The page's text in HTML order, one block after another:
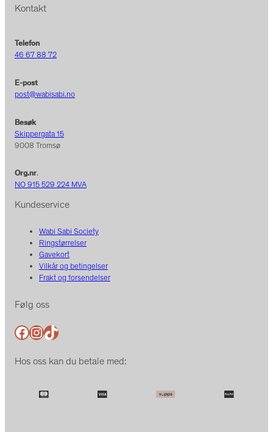
Kontakt
Telefon
46 67 88 72
E-post
post@wabisabi.no
Besøk
Skippergata 15
9008 Tromsø
Org.nr.
NO 915 529 224 MVA
Kundeservice
Wabi Sabi Society
Ringstørrelser
Gavekort
Vilkår og betingelser
Frakt og forsendelser
Følg oss
Facebook Instagram TikTok
Hos oss kan du betale med: